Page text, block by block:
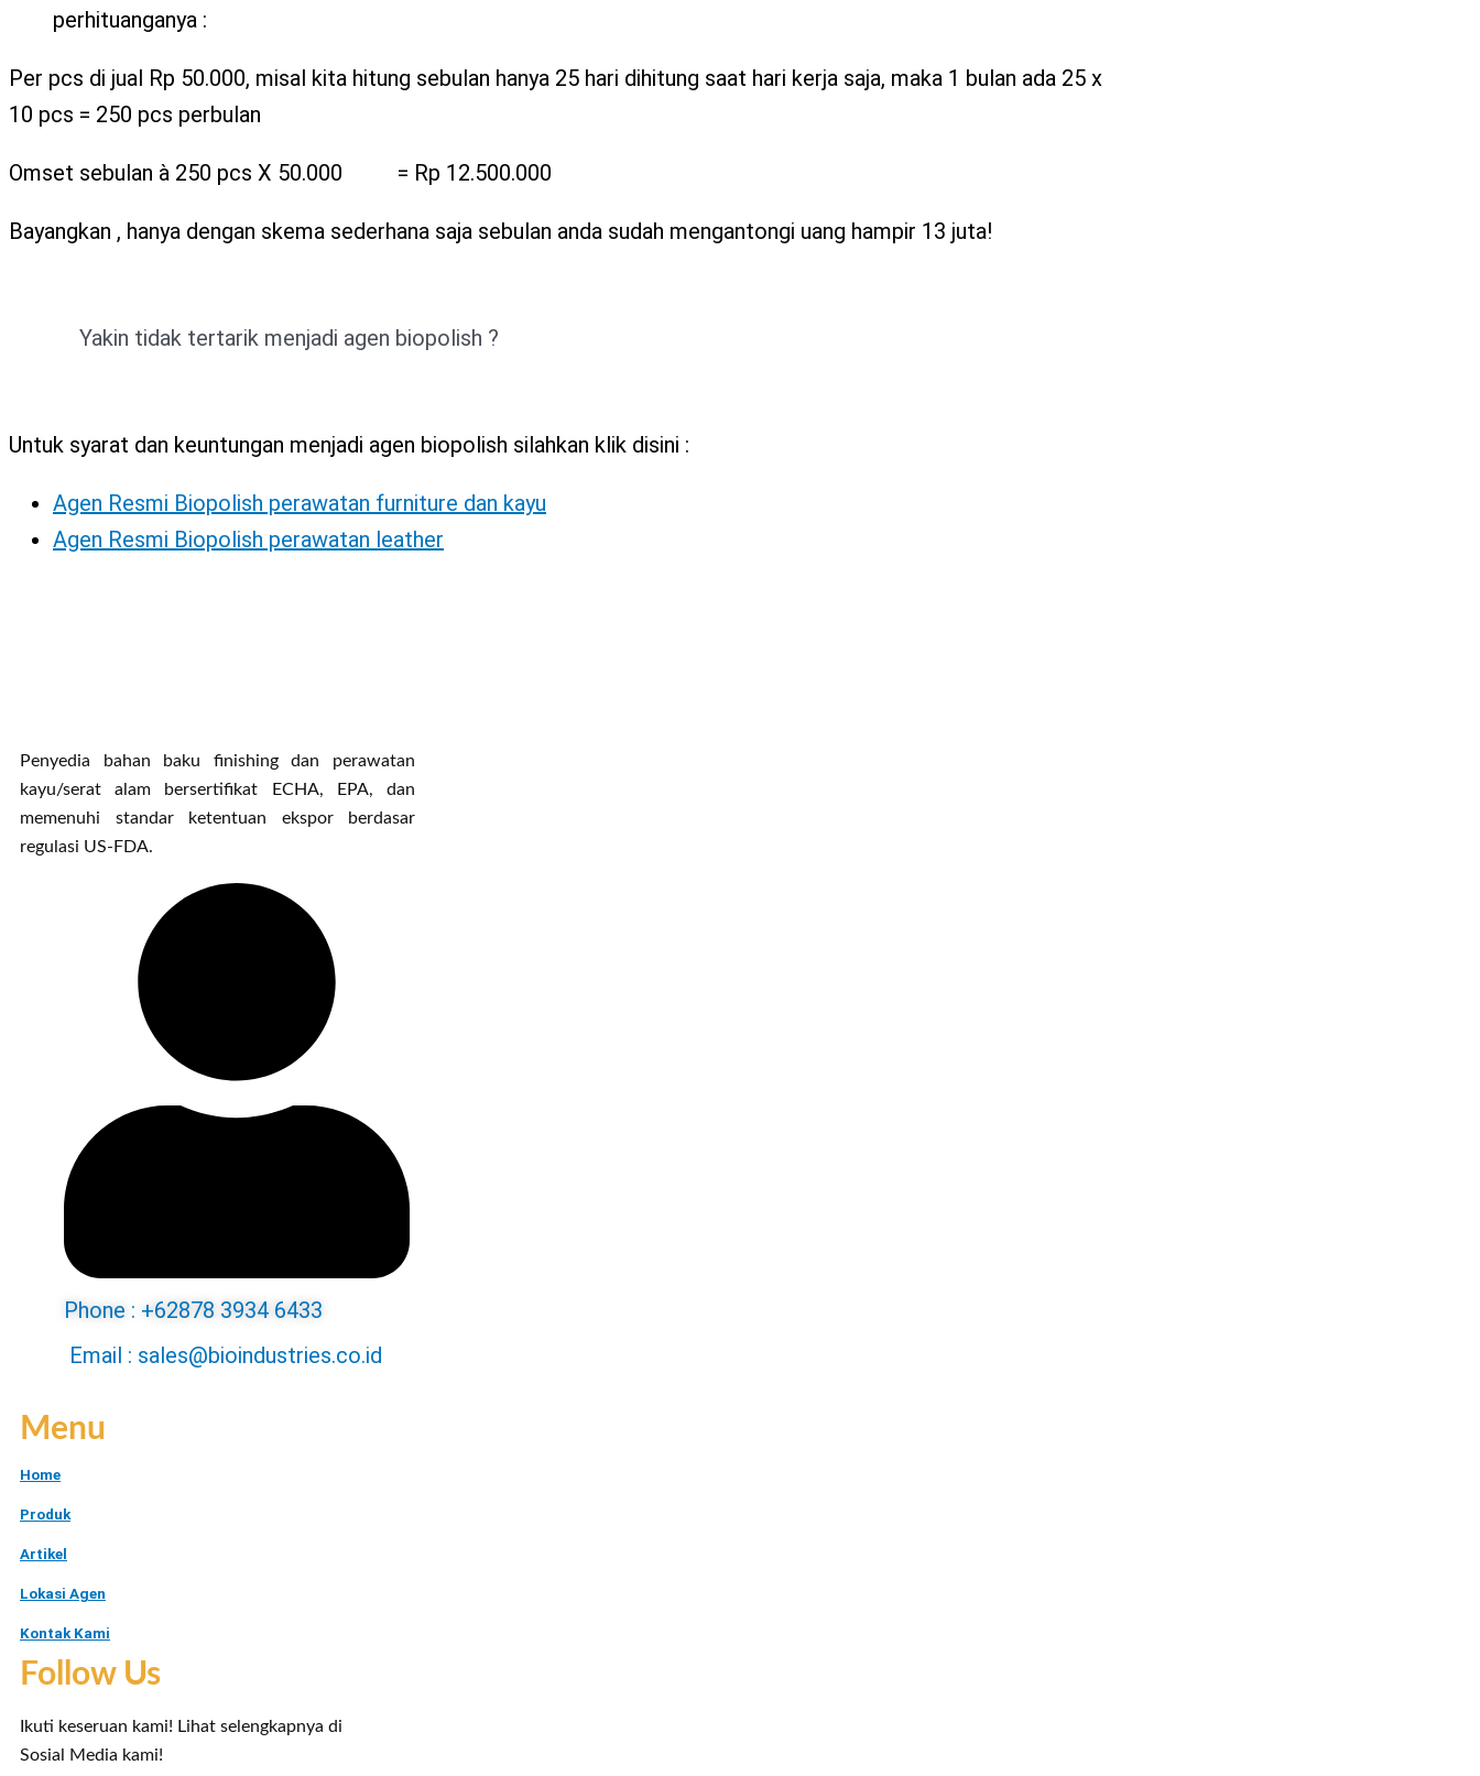
perhituanganya :
Per pcs di jual Rp 50.000, misal kita hitung sebulan hanya 25 hari dihitung saat hari kerja saja, maka 1 bulan ada 25 x
10 pcs = 250 pcs perbulan
Omset sebulan à 250 pcs X 50.000 = Rp 12.500.000
Bayangkan , hanya dengan skema sederhana saja sebulan anda sudah mengantongi uang hampir 13 juta!
Yakin tidak tertarik menjadi agen biopolish ?
Untuk syarat dan keuntungan menjadi agen biopolish silahkan klik disini :
Agen Resmi Biopolish perawatan furniture dan kayu
Agen Resmi Biopolish perawatan leather
Penyedia bahan baku finishing dan perawatan
kayu/serat alam bersertifikat ECHA, EPA, dan
memenuhi standar ketentuan ekspor berdasar
regulasi US-FDA.
Phone : +62878 3934 6433
Email : sales@bioindustries.co.id
Menu
Home
Produk
Artikel
Lokasi Agen
Kontak Kami
Follow Us
Ikuti keseruan kami! Lihat selengkapnya di
Sosial Media kami!